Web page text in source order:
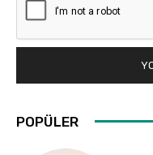
POPÜLER